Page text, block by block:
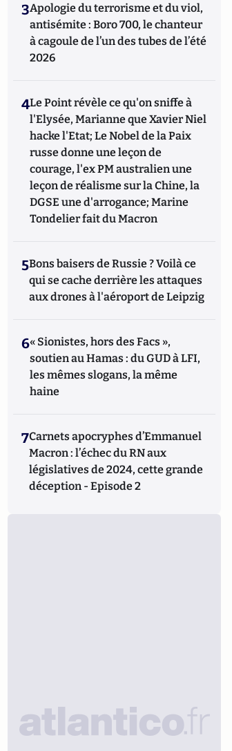
3Apologie du terrorisme et du viol,
antisémite : Boro 700, le chanteur
à cagoule de l’un des tubes de l’été
2026
4Le Point révèle ce qu'on sniffe à
l'Elysée, Marianne que Xavier Niel
hacke l'Etat; Le Nobel de la Paix
russe donne une leçon de
courage, l'ex PM australien une
leçon de réalisme sur la Chine, la
DGSE une d'arrogance; Marine
Tondelier fait du Macron
5Bons baisers de Russie ? Voilà ce
qui se cache derrière les attaques
aux drones à l'aéroport de Leipzig
6« Sionistes, hors des Facs »,
soutien au Hamas : du GUD à LFI,
les mêmes slogans, la même
haine
7Carnets apocryphes d’Emmanuel
Macron : l’échec du RN aux
législatives de 2024, cette grande
déception - Episode 2